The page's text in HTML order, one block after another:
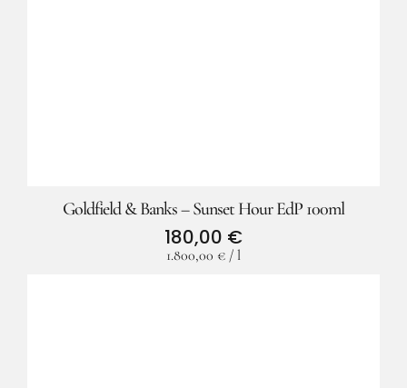
Goldfield & Banks – Sunset Hour EdP 100ml
180,00 €
1.800,00 € / l